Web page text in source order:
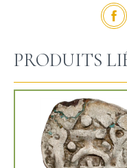
PRODUITS